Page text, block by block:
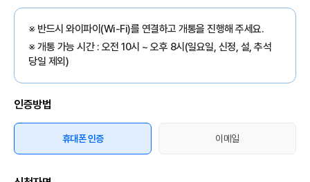
※ 반드시 와이파이(Wi-Fi)를 연결하고 개통을 진행해 주세요.
※ 개통 가능 시간 : 오전 10시 ~ 오후 8시(일요일, 신정, 설, 추석
당일 제외)
인증방법
휴대폰 인증 이메일